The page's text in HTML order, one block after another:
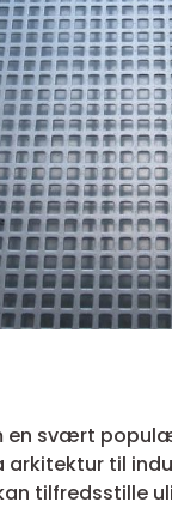
en svært
arkitektur til
tilfredsstille